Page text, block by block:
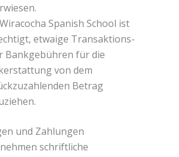
Spanish School ist
etwaige Transaktions-
Bankgebühren für die
von dem
Betrag
und Zahlungen
schriftliche